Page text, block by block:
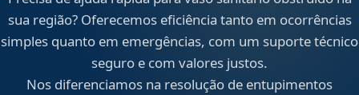
sua região? Oferecemos eficiência tanto em ocorrências
simples quanto em emergências, com um suporte técnico
seguro e com valores justos.
Nos diferenciamos na resolução de entupimentos